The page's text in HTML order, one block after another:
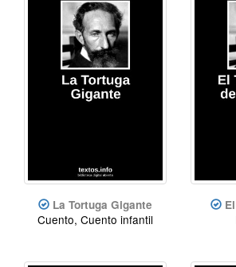
La Tortuga Gigante
Cuento, Cuento infantil